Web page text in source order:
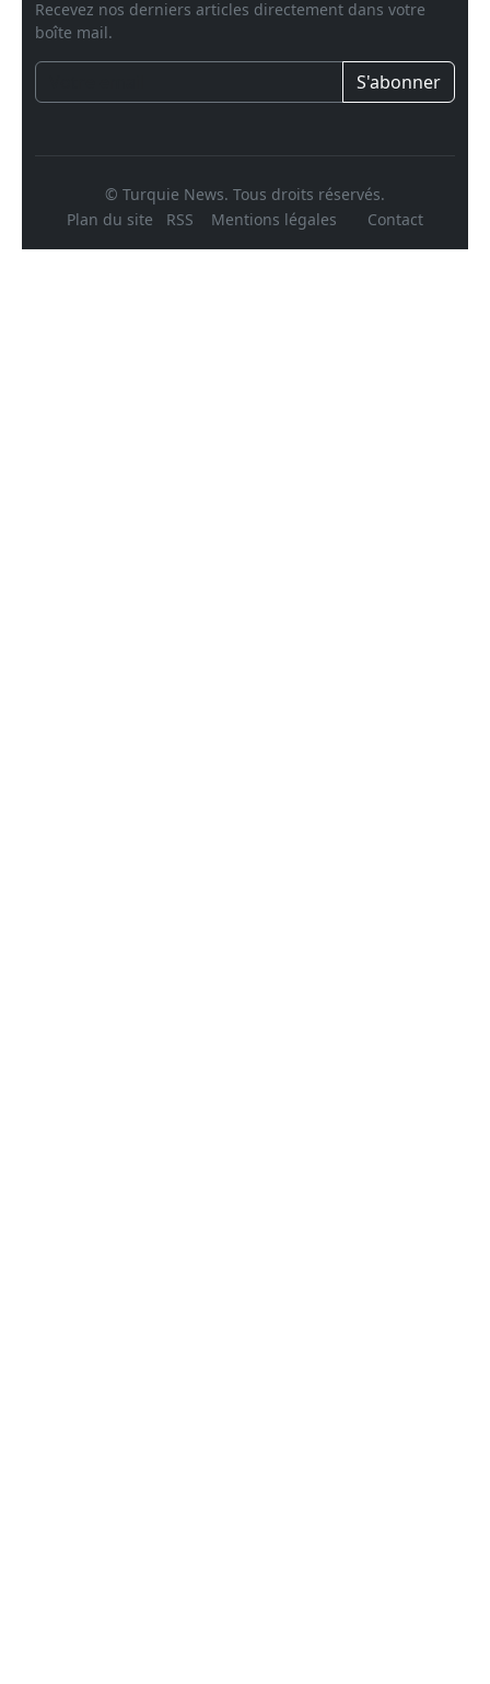
Recevez nos derniers articles directement dans votre
boîte mail.
S'abonner
© Turquie News. Tous droits réservés.
Plan du site
RSS Mentions légales Contact